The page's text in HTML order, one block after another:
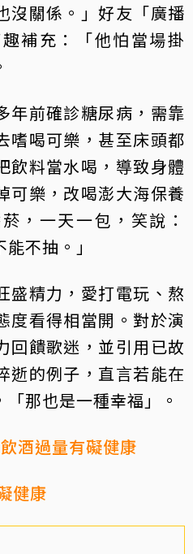
沒關係。」好友「廣播
補充：「他怕當場掛
年前確診糖尿病，需靠
嗜喝可樂，甚至床頭都
飲料當水喝，導致身體
可樂，改喝澎大海保養
，一天一包，笑說：
不抽。」
盛精力，愛打電玩、熬
度看得相當開。對於演
回饋歌迷，並引用已故
逝的例子，直言若能在
那也是一種幸福」。
酒過量有礙健康
健康